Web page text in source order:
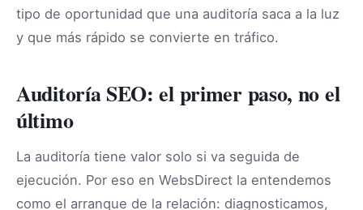
tipo de oportunidad que una auditoría saca a la luz
y que más rápido se convierte en tráfico.
Auditoría SEO: el primer paso, no el
último
La auditoría tiene valor solo si va seguida de
ejecución. Por eso en WebsDirect la entendemos
como el arranque de la relación: diagnosticamos,